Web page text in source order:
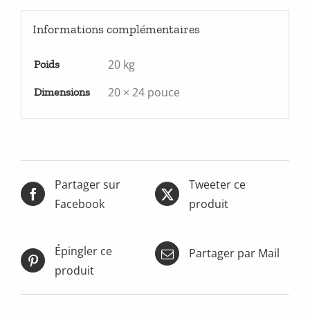
Informations complémentaires
Poids 20 kg
Dimensions 20 × 24 pouce
Partager sur
Facebook
Tweeter ce
produit
Épingler ce
produit
Partager par Mail